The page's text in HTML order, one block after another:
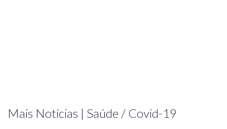
Mais Notícias | Saúde / Covid-19